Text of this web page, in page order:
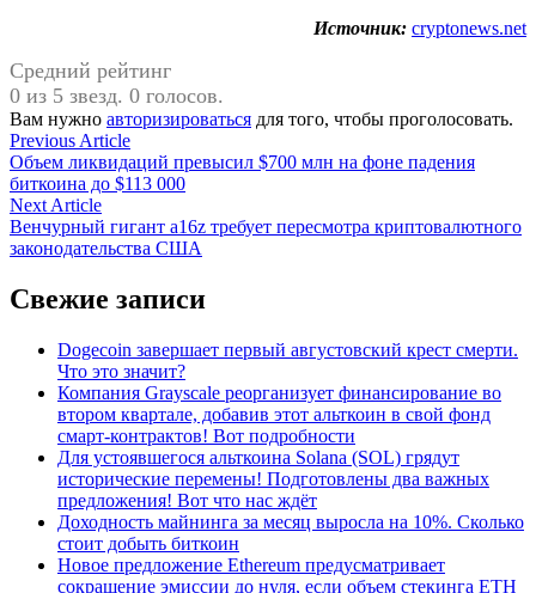
Источник: cryptonews.net
Средний рейтинг
0 из 5 звезд. 0 голосов.
Вам нужно авторизироваться для того, чтобы проголосовать.
Навигация
по
записям
Previous ArticlePrevious
article:
Объем ликвидаций превысил $700 млн на фоне падения
биткоина до $113 000
Next ArticleNext
article:
Венчурный гигант a16z требует пересмотра криптовалютного
законодательства США
Свежие записи
Dogecoin завершает первый августовский крест смерти.
Что это значит?
Компания Grayscale реорганизует финансирование во
втором квартале, добавив этот альткоин в свой фонд
смарт-контрактов! Вот подробности
Для устоявшегося альткоина Solana (SOL) грядут
исторические перемены! Подготовлены два важных
предложения! Вот что нас ждёт
Доходность майнинга за месяц выросла на 10%. Сколько
стоит добыть биткоин
Новое предложение Ethereum предусматривает
сокращение эмиссии до нуля, если объем стекинга ETH